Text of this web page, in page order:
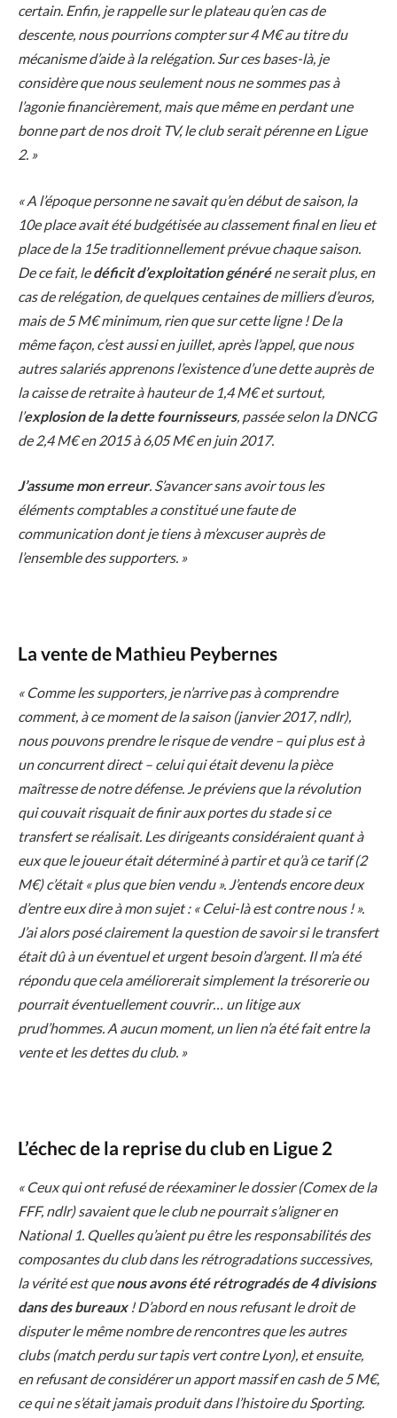
certain. Enfin, je rappelle sur le plateau qu’en cas de
descente, nous pourrions compter sur 4 M€ au titre du
mécanisme d’aide à la relégation. Sur ces bases-là, je
considère que nous seulement nous ne sommes pas à
l’agonie financièrement, mais que même en perdant une
bonne part de nos droit TV, le club serait pérenne en Ligue
2. »
« A l’époque personne ne savait qu’en début de saison, la
10e place avait été budgétisée au classement final en lieu et
place de la 15e traditionnellement prévue chaque saison.
De ce fait, ledéficit d’exploitation généréne serait plus, en
cas de relégation, de quelques centaines de milliers d’euros,
mais de 5 M€ minimum, rien que sur cette ligne ! De la
même façon, c’est aussi en juillet, après l’appel, que nous
autres salariés apprenons l’existence d’une dette auprès de
la caisse de retraite à hauteur de 1,4 M€ et surtout,
l’explosion de la dette fournisseurs, passée selon la DNCG
de 2,4 M€ en 2015 à 6,05 M€ en juin 2017.
J’assume mon erreur. S’avancer sans avoir tous les
éléments comptables a constitué une faute de
communication dont je tiens à m’excuser auprès de
l’ensemble des supporters. »
La vente de Mathieu Peybernes
« Comme les supporters, je n’arrive pas à comprendre
comment, à ce moment de la saison (janvier 2017, ndlr),
nous pouvons prendre le risque de vendre – qui plus est à
un concurrent direct – celui qui était devenu la pièce
maîtresse de notre défense. Je préviens que la révolution
qui couvait risquait de finir aux portes du stade si ce
transfert se réalisait. Les dirigeants considéraient quant à
eux que le joueur était déterminé à partir et qu’à ce tarif (2
M€) c’était « plus que bien vendu ». J’entends encore deux
d’entre eux dire à mon sujet : « Celui-là est contre nous ! ».
J’ai alors posé clairement la question de savoir si le transfert
était dû à un éventuel et urgent besoin d’argent. Il m’a été
répondu que cela améliorerait simplement la trésorerie ou
pourrait éventuellement couvrir… un litige aux
prud’hommes. A aucun moment, un lien n’a été fait entre la
vente et les dettes du club. »
L’échec de la reprise du club en Ligue 2
« Ceux qui ont refusé de réexaminer le dossier (Comex de la
FFF, ndlr) savaient que le club ne pourrait s’aligner en
National 1. Quelles qu’aient pu être les responsabilités des
composantes du club dans les rétrogradations successives,
la vérité est quenous avons été rétrogradés de 4 divisions
dans des bureaux! D’abord en nous refusant le droit de
disputer le même nombre de rencontres que les autres
clubs (match perdu sur tapis vert contre Lyon), et ensuite,
en refusant de considérer un apport massif en cash de 5 M€,
ce qui ne s’était jamais produit dans l’histoire du Sporting.